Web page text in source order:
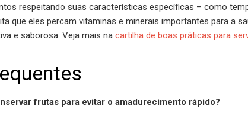
respeitando suas características específicas – como
que eles percam vitaminas e minerais importantes para a
e saborosa. Veja mais na cartilha de boas práticas para
frutas para evitar o amadurecimento rápido?